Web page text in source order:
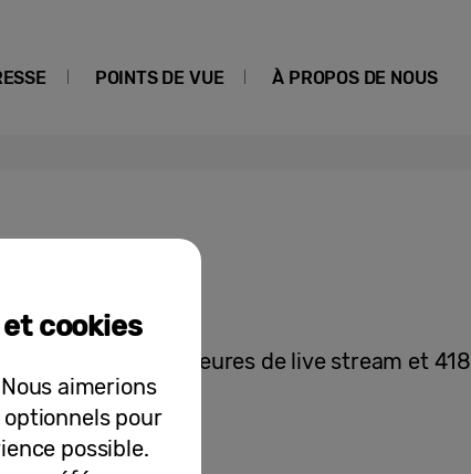
POINTS DE VUE À PROPOS DE NOUS
à plus de 143 heures de live stream et 418
cookies
aimerions
pour
possible.